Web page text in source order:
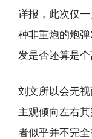
详报，此次仅
种非重炮的炮
发是否还算是
刘文所以会无
主观倾向左右
者似乎并不完全